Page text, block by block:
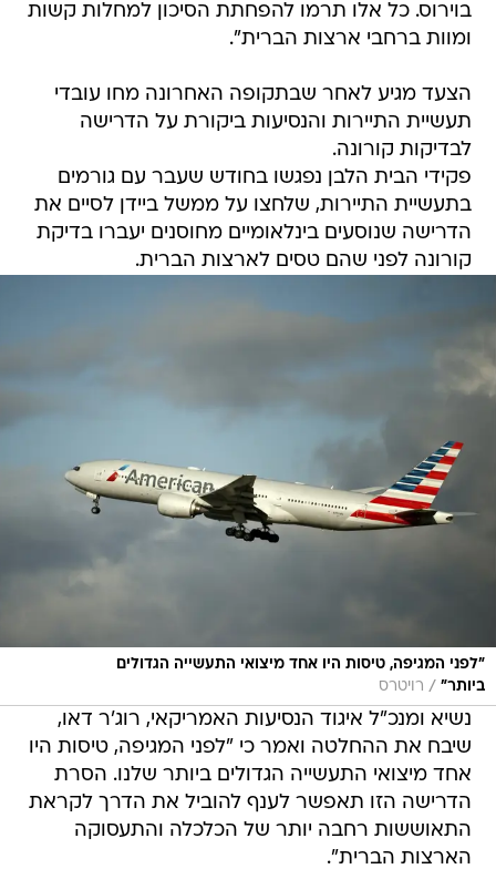
בוירוס. כל אלו תרמו להפחתת הסיכון למחלות קשות
ומוות ברחבי ארצות הברית".
הצעד מגיע לאחר שבתקופה האחרונה מחו עובדי
תעשיית התיירות והנסיעות ביקורת על הדרישה
לבדיקות קורונה.
פקידי הבית הלבן נפגשו בחודש שעבר עם גורמים
בתעשיית התיירות, שלחצו על ממשל ביידן לסיים את
הדרישה שנוסעים בינלאומיים מחוסנים יעברו בדיקת
קורונה לפני שהם טסים לארצות הברית.
"לפני המגיפה, טיסות היו אחד מיצואי התעשייה הגדולים
ביותר" / רויטרס
נשיא ומנכ"ל איגוד הנסיעות האמריקאי, רוג'ר דאו,
שיבח את ההחלטה ואמר כי "לפני המגיפה, טיסות היו
אחד מיצואי התעשייה הגדולים ביותר שלנו. הסרת
הדרישה הזו תאפשר לענף להוביל את הדרך לקראת
התאוששות רחבה יותר של הכלכלה והתעסוקה
הארצות הברית".